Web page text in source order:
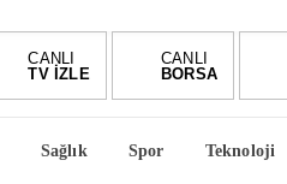
CANLI
TV İZLE
CANLI
BORSA
Sağlık Spor Teknoloji